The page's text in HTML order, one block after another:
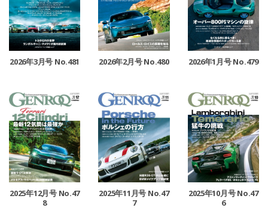
2026年3月号 No.481 2026年2月号 No.480 2026年1月号 No.479
2025年12月号 No.47
8
2025年11月号 No.47
7
2025年10月号 No.47
6